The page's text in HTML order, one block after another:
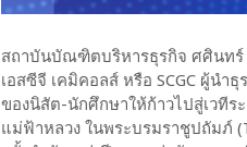
สถาบันบัณฑิตบริหารธุรกิจ ศศินทร์
เอสซีจี เคมิคอลส์ หรือ SCGC ผู้นำ
ของนิสัต-นักศึกษาให้ก้าวไปสู่เวทีร
แม่ฟ้าหลวง ในพระบรมราชูปถัมภ์